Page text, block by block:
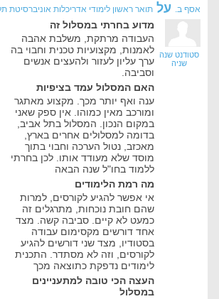
אסף ב. על תואר ראשון לימודי אדריכלות אוניברסיטת
סטודנט שנה
שניה
מדוע בחרתי במסלול זה
העבודה מרתקת, משלבת אהבה
לאמנות, מקצועיות טכנית וחבוי בה
ערך עליון לעזור ולהעצים אנשים
וסביבה.
האם המסלול עמד בציפיות
ענה ואף יותר מכך. מקצוע מאתגר
ומורכב מאין כמוהו. אין ספק שאני
במקום הנכון. המסלול בתל אביב,
בדומה למסלולים אחרים בארץ,
מאכזב, נטול הערכה וחבוי בתוך
מוסד שלא מעודד אותו. לכן בחרתי
ללמוד בחו"ל שנה הבאה
מה רמת הלימודים
אי אפשר להגיע לקורסים, למרות
שהם חובת נוכחות, מתרגלים זה
כמעט לא קיים. סביבה קשה. מצד
אחד דורשים מקסימום עבודה
בסטודיו, מצד שני דורשים להגיע
לקורסים, וזה לא מסתדר. התכנית
לימודים נדפקת כתוצאה מכך
העצה הכי טובה למתעניינים
במסלול